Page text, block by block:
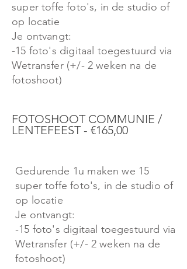
super toffe foto's, in de studio of
op locatie
Je ontvangt:
-15 foto's digitaal toegestuurd via
Wetransfer (+/- 2 weken na de
fotoshoot)
FOTOSHOOT COMMUNIE /
LENTEFEEST - €165,00
Gedurende 1u maken we 15
super toffe foto's, in de studio of
op locatie
Je ontvangt:
-15 foto's digitaal toegestuurd via
Wetransfer (+/- 2 weken na de
fotoshoot)